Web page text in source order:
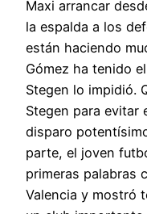
Maxi arrancar
la espalda a los
están haciendo
Gómez ha tenido
Stegen lo impidió.
Stegen para evitar
disparo
parte, el joven
primeras palabras
Valencia y mostró